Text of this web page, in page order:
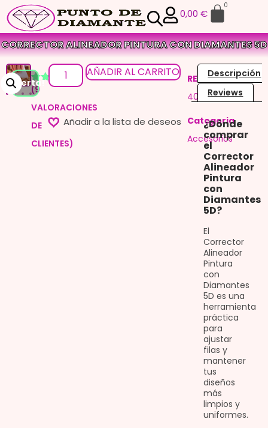
0,00 €
0
CORRECTOR ALINEADOR PINTURA CON DIAMANTES 5D
¡Oferta!
Valorado
con
de 5 en
base a
8
valoraciones
clientes
(9
VALORACIONES
DE
CLIENTES)
AÑADIR AL CARRITO
REF
4000083815533
Categoria
Accesorios
Descripción
Reviews
¿Dónde
comprar
el
Corrector
Alineador
Pintura
con
Diamantes
5D?
El
Corrector
Alineador
Pintura
con
Diamantes
5D es una
herramienta
práctica
para
ajustar
filas y
mantener
tus
diseños
más
limpios y
uniformes.